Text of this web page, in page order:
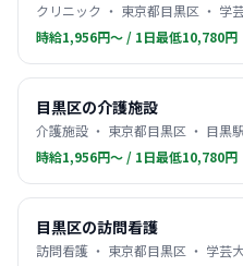
クリニック ・ 東京都目黒区 ・ 学
時給1,956円〜 / 1日最低10,780円
目黒区の介護施設
介護施設 ・ 東京都目黒区 ・ 目黒駅
時給1,956円〜 / 1日最低10,780円
目黒区の訪問看護
訪問看護 ・ 東京都目黒区 ・ 学芸